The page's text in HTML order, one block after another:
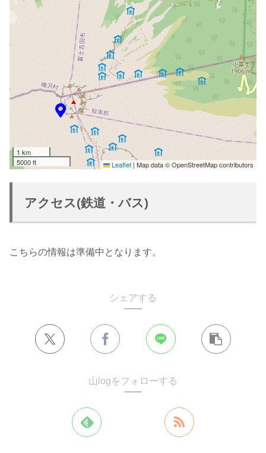
1 km
5000 ft
Leaflet | Map data © OpenStreetMap contributors
アクセス(鉄道・バス)
こちらの情報は準備中となります。
シェアする
山logをフォローする